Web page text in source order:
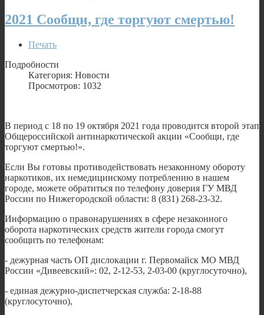
2021 Сообщи, где торгуют смертью!
Печать
Подробности
Категория: Новости
Просмотров: 1032
В период с 18 по 19 октября 2021 года проводится второй этап
Общероссийской антинаркотической акции «Сообщи, где
торгуют смертью!».
Если Вы готовы противодействовать незаконному обороту
наркотиков, их немедицинскому потреблению в нашем
городе, можете обратиться по телефону доверия ГУ МВД
России по Нижегородской области: 8 (831) 268-23-32.
Информацию о правонарушениях в сфере незаконного
оборота наркотических средств жители города смогут
сообщить по телефонам:
- дежурная часть ОП дислокации г. Первомайск МО МВД
России «Дивеевский»: 02, 2-12-53, 2-03-00 (круглосуточно),
- единая дежурно-диспетчерская служба: 2-18-88
(круглосуточно),